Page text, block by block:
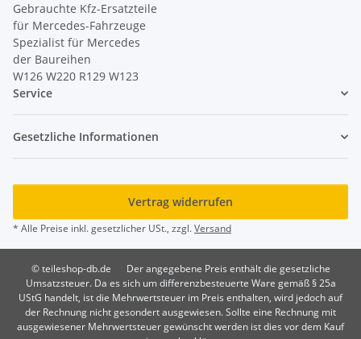
Gebrauchte Kfz-Ersatzteile
für Mercedes-Fahrzeuge
Spezialist für Mercedes
der Baureihen
W126 W220 R129 W123
Service
Gesetzliche Informationen
Vertrag widerrufen
* Alle Preise inkl. gesetzlicher USt., zzgl.Versand
© teileshop-db.de
Der angegebene Preis enthält die gesetzliche
Umsatzsteuer. Da es sich um differenzbesteuerte Ware gemäß § 25a
UStG handelt, ist die Mehrwertsteuer im Preis enthalten, wird jedoch auf
der Rechnung nicht gesondert ausgewiesen. Sollte eine Rechnung mit
ausgewiesener Mehrwertsteuer gewünscht werden ist dies vor dem Kauf